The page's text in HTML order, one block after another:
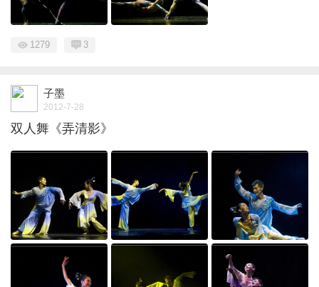
1279 3
子墨
2012-7-28
双人舞《弄清影》